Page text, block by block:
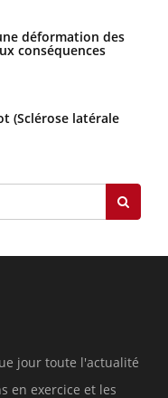
déformation des
conséquences
(Sclérose latérale
jour toute l'actualité
en exercice et les